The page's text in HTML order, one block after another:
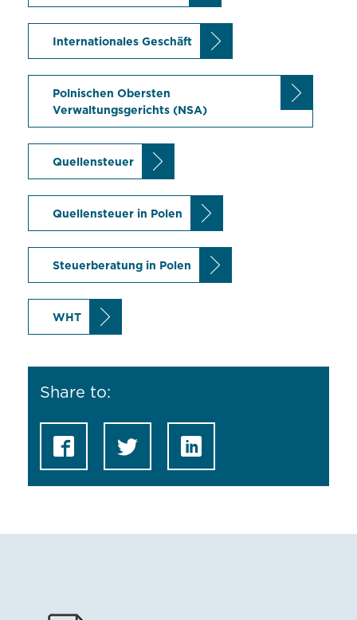
Internationales Geschäft
Polnischen Obersten
Verwaltungsgerichts (NSA)
Quellensteuer
Quellensteuer in Polen
Steuerberatung in Polen
WHT
Share to: